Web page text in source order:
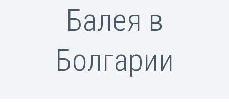
Балея в
Болгарии